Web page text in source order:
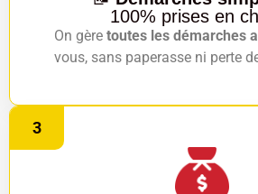
100% prises en
On gère toutes les démarches
vous, sans paperasse ni perte
3